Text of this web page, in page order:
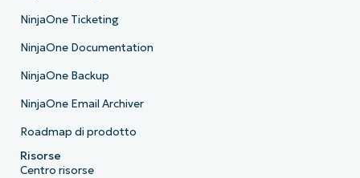
NinjaOne Ticketing
NinjaOne Documentation
NinjaOne Backup
NinjaOne Email Archiver
Roadmap di prodotto
Risorse
Centro risorse